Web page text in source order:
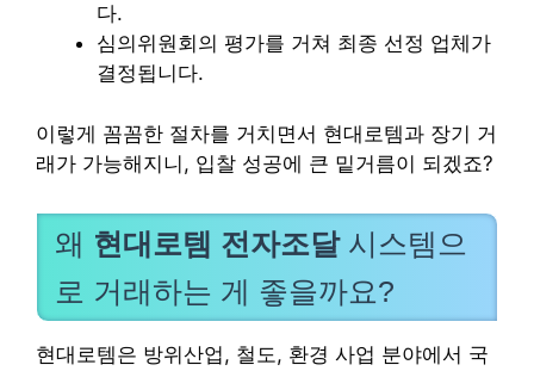
다.
심의위원회의 평가를 거쳐 최종 선정 업체가
결정됩니다.
이렇게 꼼꼼한 절차를 거치면서 현대로템과 장기 거
래가 가능해지니, 입찰 성공에 큰 밑거름이 되겠죠?
왜 현대로템 전자조달시스템으
로 거래하는 게 좋을까요?
현대로템은 방위산업, 철도, 환경 사업 분야에서 국